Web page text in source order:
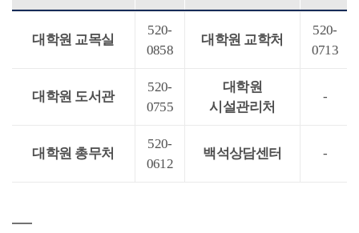
대학원 교목실
520-
0858
대학원 교학처
520-
0713
대학원 도서관
520-
0755
대학원
시설관리처
-
대학원 총무처
520-
0612
백석상담센터 -